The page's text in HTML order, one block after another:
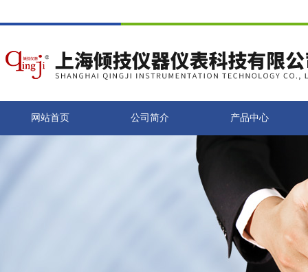
网站首页 公司简介 产品中心